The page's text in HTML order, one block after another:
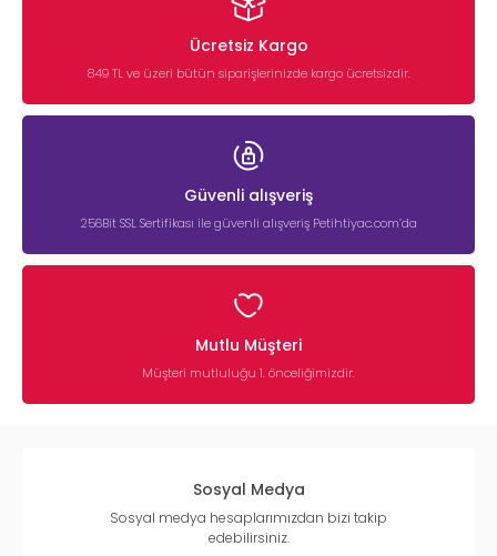
Ücretsiz Kargo
849 TL ve üzeri bütün siparişlerinizde kargo ücretsizdir.
Güvenli alışveriş
256Bit SSL Sertifikası ile güvenli alışveriş Petihtiyac.com’da
Mutlu Müşteri
Müşteri mutluluğu 1. önceliğimizdir.
Sosyal Medya
Sosyal medya hesaplarımızdan bizi takip
edebilirsiniz.